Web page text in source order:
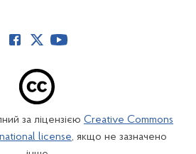
за ліцензією Creative Commons
license, якщо не зазначено